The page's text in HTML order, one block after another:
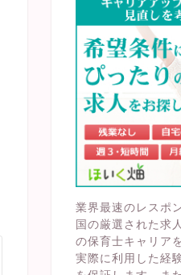
業界最速のレスポ
国の厳選された求
の保育士キャリア
実際に利用した経